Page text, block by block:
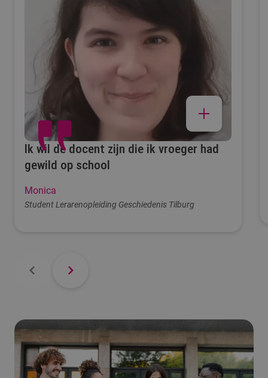
diploma gehaald
3.8
studenttevredenheid,
1 (zeer ontevreden) -
5 (zeer tevreden)
70
Ik wil de docent zijn die ik vroeger had
gewild op school
Monica
Student Lerarenopleiding Geschiedenis Tilburg